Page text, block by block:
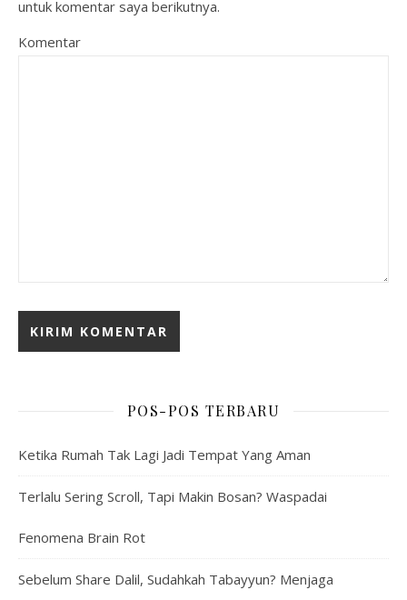
untuk komentar saya berikutnya.
Komentar
POS-POS TERBARU
Ketika Rumah Tak Lagi Jadi Tempat Yang Aman
Terlalu Sering Scroll, Tapi Makin Bosan? Waspadai
Fenomena Brain Rot
Sebelum Share Dalil, Sudahkah Tabayyun? Menjaga